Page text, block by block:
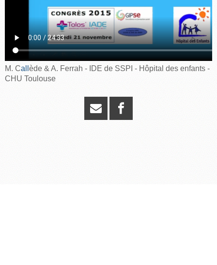
M. Call ède & A. Ferrah - IDE de SSPI - Hôpital des enfants -
CHU Toulouse